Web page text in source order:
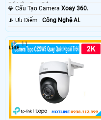
Có Màu Ban Ðêm.
💎 Cấu Tạo Camera Xoay 360.
️📡 Ưu Điểm : Công Nghệ AI.
11